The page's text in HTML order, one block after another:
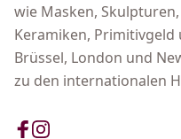
wie Masken,
Keramiken, Primitivgeld
Brüssel, London und
zu den internationalen